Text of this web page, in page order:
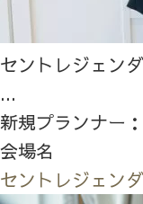
セントレジェン
...
新規プランナー
会場名
セントレジェン